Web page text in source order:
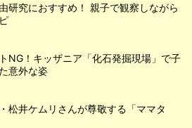
研究におすすめ！ 親子で観察しながら
NG！キッザニア「化石発掘現場」で子
意外な姿
松井ケムリさんが尊敬する「ママタ